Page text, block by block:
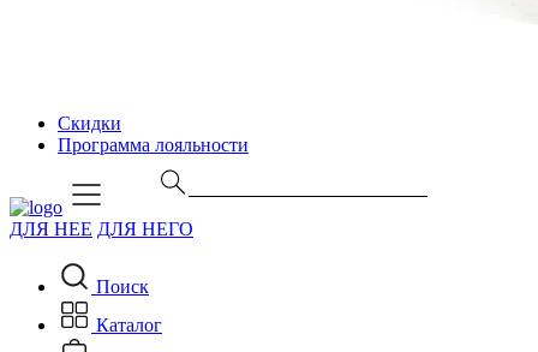
Скидки
Программа лояльности
ДЛЯ НЕЕ ДЛЯ НЕГО
Поиск
Каталог